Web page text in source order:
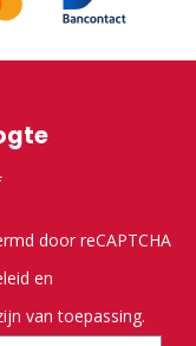
door reCAPTCHA
en
van toepassing.